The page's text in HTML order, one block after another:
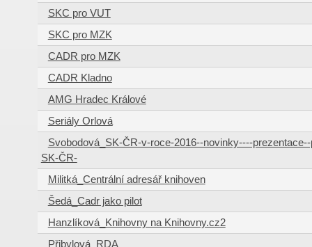
SKC pro VUT
SKC pro MZK
CADR pro MZK
CADR Kladno
AMG Hradec Králové
Seriály Orlová
Svobodová_SK-ČR-v-roce-2016--novinky----
SK-ČR-
Militká_Centrální adresář knihoven
Šedá_Cadr jako pilot
Hanzlíková_Knihovny na Knihovny.cz2
Přibylová_RDA